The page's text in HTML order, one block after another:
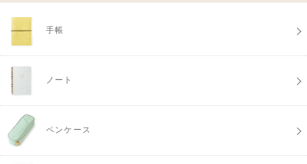
手帳
ノート
ペンケース